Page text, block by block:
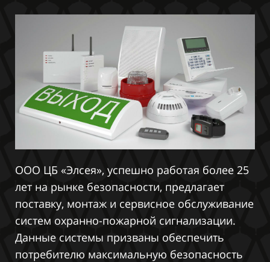
ООО ЦБ «Элсея», успешно работая более 25
лет на рынке безопасности, предлагает
поставку, монтаж и сервисное обслуживание
систем охранно-пожарной сигнализации.
Данные системы призваны обеспечить
потребителю максимальную безопасность